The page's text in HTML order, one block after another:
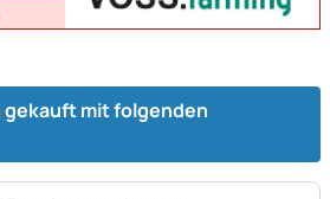
mit folgenden